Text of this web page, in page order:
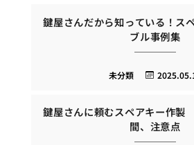
鍵屋さんだから知っている！ス
ブル事例集
未分類
鍵屋さんに頼むスペアキー作
間、注意点